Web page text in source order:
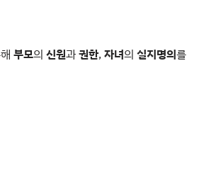
부모의 신원과권한, 자녀의 실지명의를